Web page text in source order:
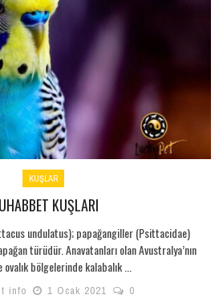
KUŞLAR
KUŞLARI
undulatus); papağangiller (Psittacidae)
türüdür. Anavatanları olan Avustralya’nın
ovalık bölgelerinde kalabalık ...
info 1 Ocak 2021 0